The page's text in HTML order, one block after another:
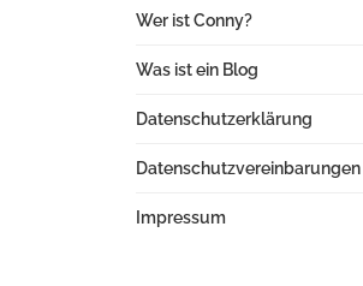
Wer ist Conny?
Was ist ein Blog
Datenschutzerklärung
Datenschutzvereinbarungen
Impressum